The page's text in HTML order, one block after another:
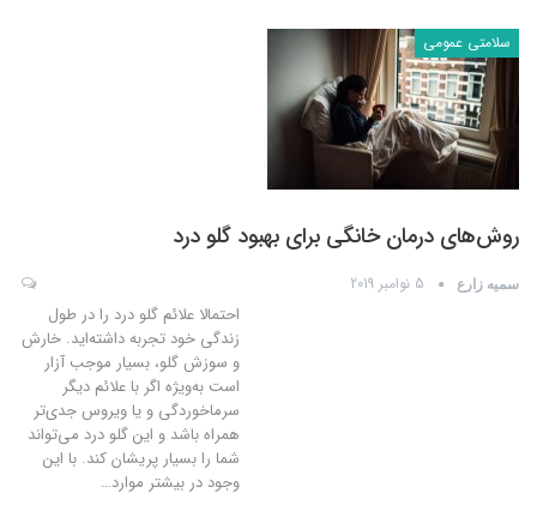
سلامتی عمومی
روش‌های درمان خانگی برای بهبود گلو درد
سمیه زارع 5 نوامبر 2019
احتمالا علائم گلو درد را در طول
زندگی خود تجربه داشته‌اید. خارش
و سوزش گلو، بسیار موجب آزار
است به‌‎ویژه اگر با علائم دیگر
سرماخوردگی و یا ویروس جدی‌تر
همراه باشد و این گلو درد می‌تواند
شما را بسیار پریشان کند. با این
وجود در بیشتر موارد…